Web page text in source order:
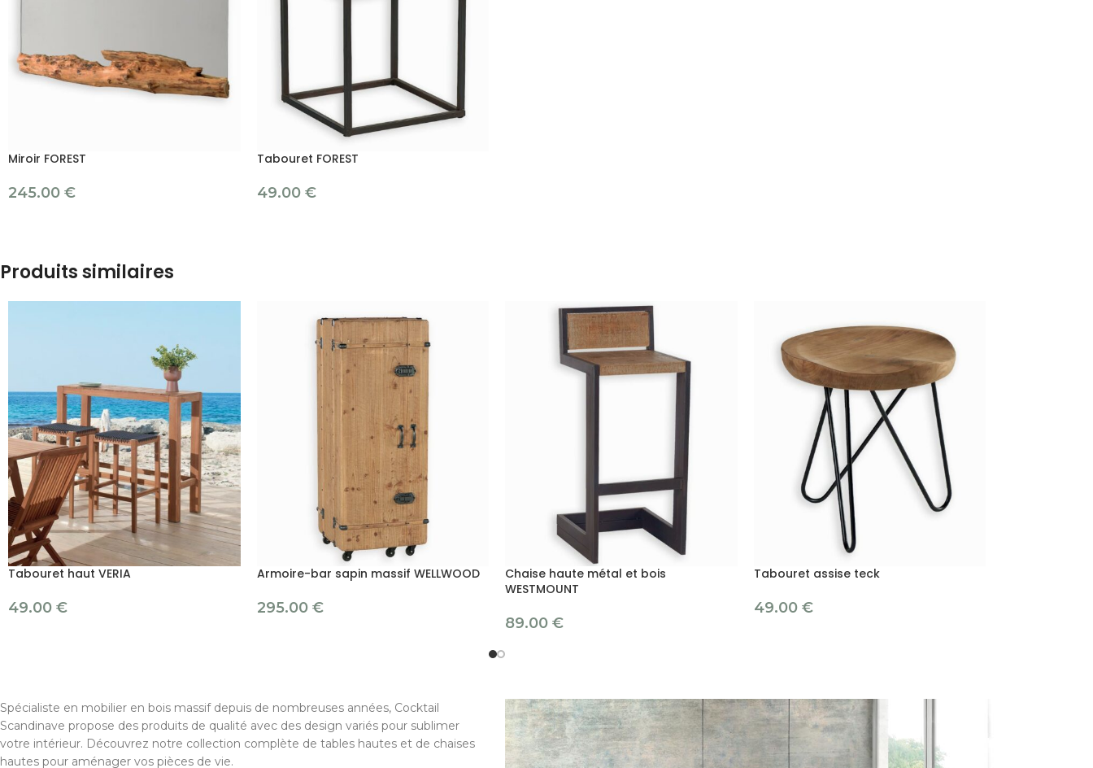
Miroir FOREST
245.00 €
Tabouret FOREST
49.00 €
Produits similaires
Tabouret haut VERIA
49.00 €
Armoire-bar sapin massif WELLWOOD
295.00 €
Chaise haute métal et bois
WESTMOUNT
89.00 €
Tabouret assise teck
49.00 €
Spécialiste en mobilier en bois massif depuis de nombreuses années, Cocktail
Scandinave propose des produits de qualité avec des design variés pour sublimer
votre intérieur. Découvrez notre collection complète de tables hautes et de chaises
hautes pour aménager vos pièces de vie.